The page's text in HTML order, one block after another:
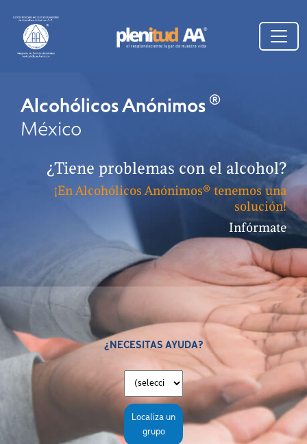
Alcohólicos Anónimos®
México
¿Tiene problemas con el alcohol?
¡En Alcohólicos Anónimos® tenemos una
solución!
Infórmate
¿NECESITAS AYUDA?
Localiza un
grupo